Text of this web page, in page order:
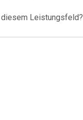
diesem Leistungsfeld?